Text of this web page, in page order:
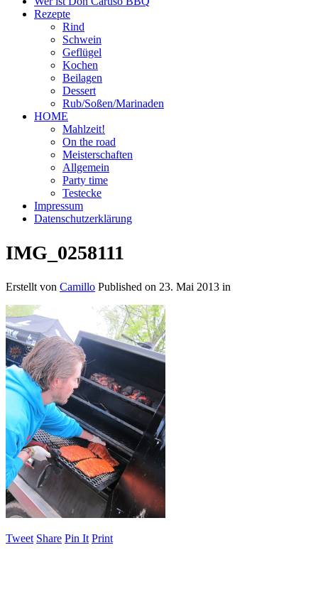
Rezepte
Rind
Schwein
Geflügel
Kochen
Beilagen
Dessert
Rub/Soßen/Marinaden
HOME
Mahlzeit!
On the road
Meisterschaften
Allgemein
Party time
Testecke
Impressum
Datenschutzerklärung
IMG_0258111
Erstellt von Camillo Published on 23. Mai 2013 in
Tweet Share Pin It Print